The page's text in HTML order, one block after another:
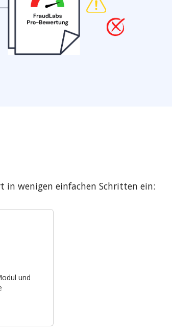
in wenigen einfachen Schritten ein:
und